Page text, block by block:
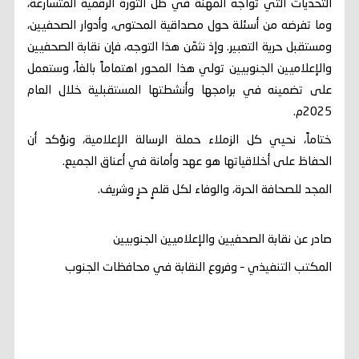
التحديات التي تواجه المهنة في ظل الثورة الرقمية المتسارعة،
وما تفرضه من أسئلة حول مصداقية المحتوى، وأدوار الصحفيين،
ومستقبل حرية التعبير. وإذ نثمّن هذا التوجه، فإن نقابة الصحفيين
والإعلاميين الجنوبيين تولي هذا المحور اهتماماً بالغاً، وستعمل
على تضمينه في برامجها وأنشطتها المستقبلية خلال العام
2025م.
ختاماً، نحيي كل الزملاء حملة الرسالة الإعلامية، ونؤكد أن
الحفاظ على أخلاقياتها هو عهد وأمانة في أعناق الجميع.
المجد للصحافة الحرة، والوفاء لكل قلمٍ حرٍ وشريف.
صادر عن نقابة الصحفيين والإعلاميين الجنوبيين
المكتب التنفيذي – وفروع النقابة في محافظات الجنوب